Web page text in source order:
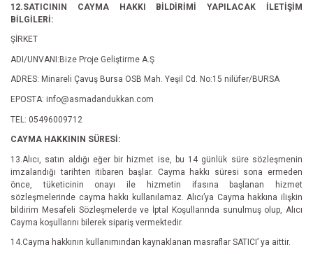
12.SATICININ CAYMA HAKKI BİLDİRİMİ YAPILACAK İLETİŞİM
BİLGİLERİ:
ŞİRKET
ADI/UNVANI:Bize Proje Geliştirme A.Ş
ADRES: Minareli Çavuş Bursa OSB Mah. Yeşil Cd. No:15 nilüfer/BURSA
EPOSTA: info@asmadandukkan.com
TEL: 05496009712
CAYMA HAKKININ SÜRESİ:
13.Alıcı, satın aldığı eğer bir hizmet ise, bu 14 günlük süre sözleşmenin
imzalandığı tarihten itibaren başlar. Cayma hakkı süresi sona ermeden
önce, tüketicinin onayı ile hizmetin ifasına başlanan hizmet
sözleşmelerinde cayma hakkı kullanılamaz. Alıcı’ya Cayma hakkına ilişkin
bildirim Mesafeli Sözleşmelerde ve İptal Koşullarında sunulmuş olup, Alıcı
Cayma koşullarını bilerek sipariş vermektedir.
14.Cayma hakkının kullanımından kaynaklanan masraflar SATICI’ ya aittir.